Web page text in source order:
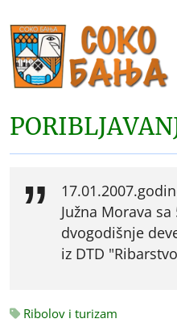
Južna Morava
dvogodišnje
iz DTD
Ribolov i turizam